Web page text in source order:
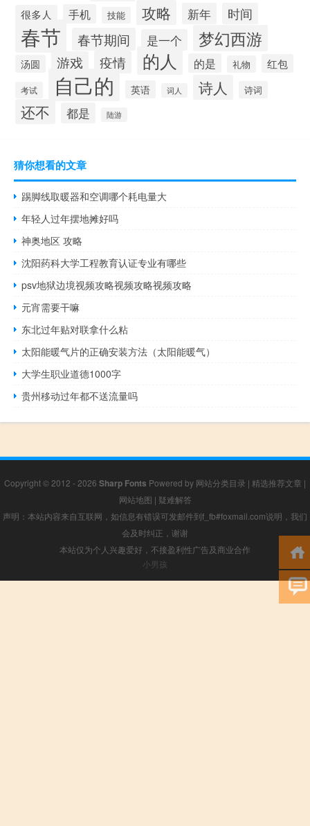
很多人 手机 技能 攻略 新年 时间
春节 春节期间 是一个 梦幻西游
汤圆 游戏 疫情 的人 的是 礼物 红包
考试 自己的 英语 词人 诗人 诗词
还不 都是 陆游
猜你想看的文章
踢脚线取暖器和空调哪个耗电量大
年轻人过年摆地摊好吗
神奥地区 攻略
沈阳药科大学工程教育认证专业有哪些
psv地狱边境视频攻略视频攻略视频攻略
元宵需要干嘛
东北过年贴对联拿什么粘
太阳能暖气片的正确安装方法（太阳能暖气）
大学生职业道德1000字
贵州移动过年都不送流量吗
Copyright © 2012 - 2026 Sharp Fonts Powered by 网站分类目录 | 精选推荐文章 |
网站地图 | 疑难解答
声明：本站内容来自互联网，如信息有错误可发邮件到f_fb#foxmail.com说明，我们
会及时纠正，谢谢
本站仅为个人兴趣爱好，不接盈利性广告及商业合作
小男孩